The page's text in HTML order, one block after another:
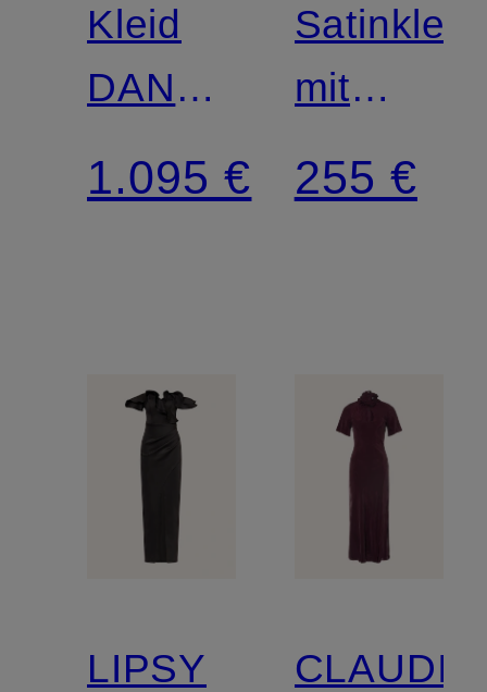
Kleid
DANCING
DOTS
mit
1.095 €
Satinkleid
mit
Rüschen
255 €
LIPSY
CLAUDIE